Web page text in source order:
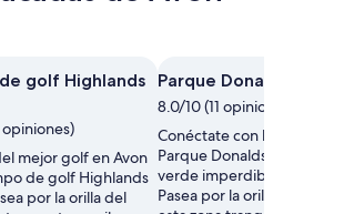
golf Highlands
opiniones)
mejor golf en Avon
de golf Highlands
por la orilla del
Parque Donaldson
8.0/10 (11 opiniones)
Conéctate con la
Parque Donaldson, un
verde imperdible de Avon
Pasea por la orilla del lago